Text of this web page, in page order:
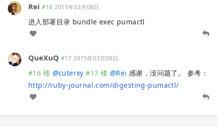
Rei #16 2015年03月08日
进入部署目录 bundle exec pumactl
QueXuQ #17 2015年03月09日
#16 楼 @cuterxy #17 楼 @Rei 感谢，没问题了。 参考：
http://ruby-journal.com/digesting-pumactl/